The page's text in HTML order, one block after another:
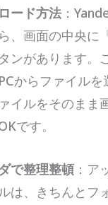
ード方法：
、画面の中央に
ンがあります。
からファイル
イルをそのまま
です。
で整理整頓：ア
は、きちんとフ